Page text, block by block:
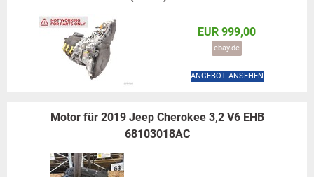
EUR 999,00
ebay.de
ANGEBOT ANSEHEN
Motor für 2019 Jeep Cherokee 3,2 V6 EHB
68103018AC